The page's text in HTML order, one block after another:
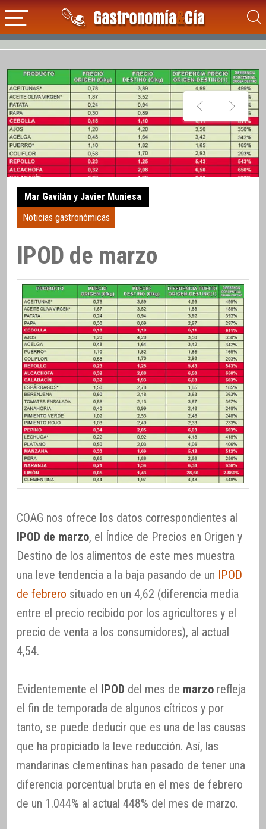
Mar Gavilán y Javier Muniesa
Noticias gastronómicas
IPOD de marzo
COAG nos ofrece los datos correspondientes al
IPOD de marzo, el Índice de Precios en Origen y
Destino de los alimentos de este mes muestra
una leve tendencia a la baja pasando de un IPOD
de febrero situado en un 4,62 (diferencia media
entre el precio recibido por los agricultores y el
precio de venta a los consumidores), al actual
4,54.
Evidentemente el IPOD del mes de marzo refleja
el fin de temporada de algunos cítricos y por
tanto, se puede deducir que es una de las causas
que ha propiciado la leve reducción. Así, las
mandarinas clementinas han pasado de tener una
diferencia porcentual bruta en el mes de febrero
de un 1.044% al actual 448% del mes de marzo.